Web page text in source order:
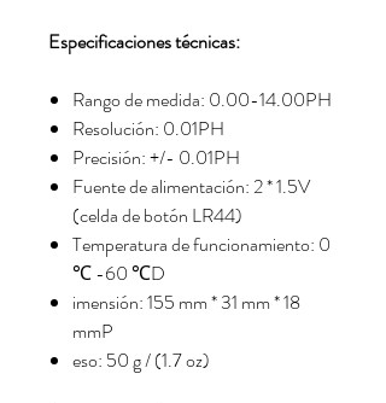
Especificaciones técnicas:
Rango de medida: 0.00-14.00PH
Resolución: 0.01PH
Precisión: +/- 0.01PH
Fuente de alimentación: 2 * 1.5V
(celda de botón LR44)
Temperatura de funcionamiento: 0
℃ -60 ℃D
imensión: 155 mm * 31 mm * 18
mmP
eso: 50 g / (1.7 oz)